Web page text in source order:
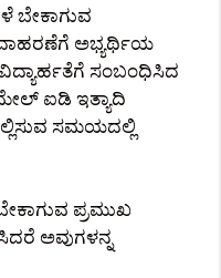
ಬೇಕಾಗುವ
ಅಭ್ಯರ್ಥಿಯ
ವಿದ್ಯಾರ್ಹತೆಗೆ ಸಂಬಂಧಿಸಿದ
ಐಡಿ ಇತ್ಯಾದಿ
ಸಮಯದಲ್ಲಿ
ಪ್ರಮುಖ
ಅವುಗಳನ್ನ